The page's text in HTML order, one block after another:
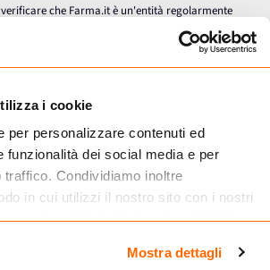
i cookie
per personalizzare contenuti ed
funzionalità dei social media e per
Condividiamo inoltre
in cui utilizzi il nostro sito con i nostri
di analisi dei dati web, pubblicità e
fornito loro o che hanno raccolto dal
Mostra dettagli
che Farma.it è un'entità regolarmente
della Salute a effettuare la vendita online di